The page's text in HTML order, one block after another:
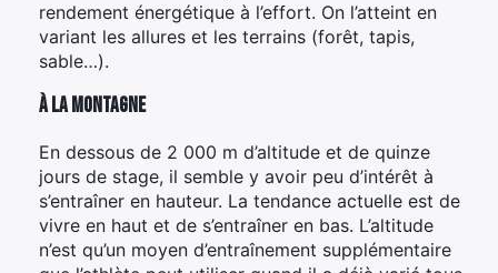
rendement énergétique à l’effort. On l’atteint en
variant les allures et les terrains (forêt, tapis,
sable…).
À la montagne
En dessous de 2 000 m d’altitude et de quinze
jours de stage, il semble y avoir peu d’intérêt à
s’entraîner en hauteur. La tendance actuelle est de
vivre en haut et de s’entraîner en bas. L’altitude
n’est qu’un moyen d’entraînement supplémentaire